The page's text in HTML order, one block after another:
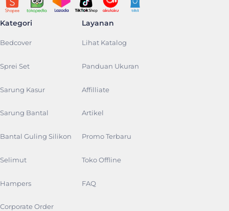
Kategori
Bedcover
Sprei Set
Sarung Kasur
Sarung Bantal
Bantal Guling Silikon
Selimut
Hampers
Corporate Order
Layanan
Lihat Katalog
Panduan Ukuran
Affilliate
Artikel
Promo Terbaru
Toko Offline
FAQ